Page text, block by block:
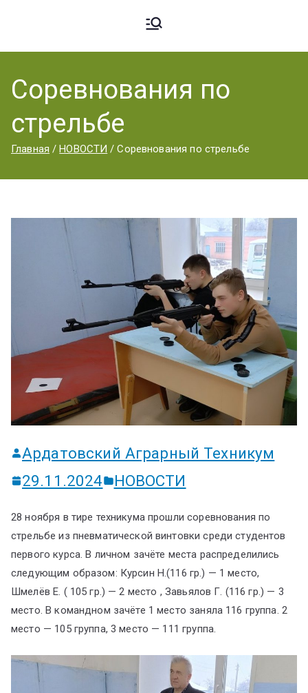
Ардато
вский
Аграрн
ый
Техник
ум
аграрный
Соревнования по
стрельбе
Главная НОВОСТИ Соревнования по стрельбе
Ардатовский Аграрный Техникум
29.11.2024
НОВОСТИ
28 ноября в тире техникума прошли соревнования по
стрельбе из пневматической винтовки среди студентов
первого курса. В личном зачёте места распределились
следующим образом: Курсин Н.(116 гр.) — 1 место,
Шмелёв Е. ( 105 гр.) — 2 место , Завьялов Г. (116 гр.) — 3
место. В командном зачёте 1 место заняла 116 группа. 2
место — 105 группа, 3 место — 111 группа.